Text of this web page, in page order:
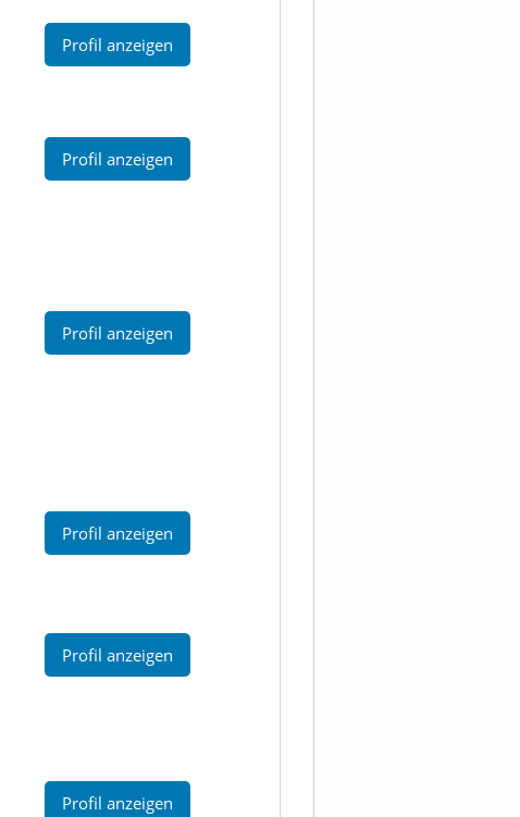
Profil anzeigen
Profil anzeigen
Profil anzeigen
Profil anzeigen
Profil anzeigen
Profil anzeigen